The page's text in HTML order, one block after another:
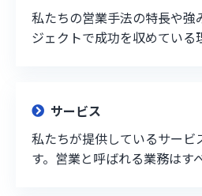
私たちの営業手法の特長や強
ジェクトで成功を収めている
サービス
私たちが提供しているサービ
す。営業と呼ばれる業務はす